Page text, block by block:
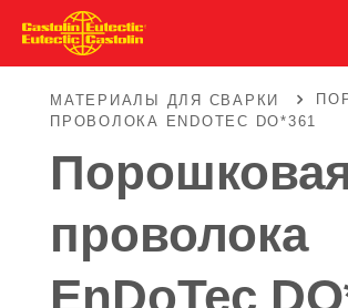
МАТЕРИАЛЫ ДЛЯ СВАРКИ
ПРОВОЛОКА ENDOTEC DO*361
проволока
EnDoTec